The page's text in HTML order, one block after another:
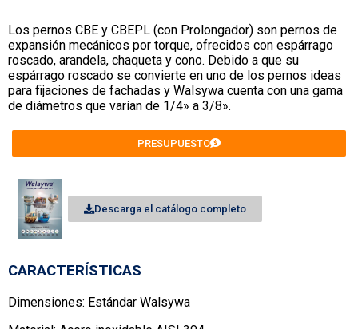
Los pernos CBE y CBEPL (con Prolongador) son pernos de
expansión mecánicos por torque, ofrecidos con espárrago
roscado, arandela, chaqueta y cono. Debido a que su
espárrago roscado se convierte en uno de los pernos ideas
para fijaciones de fachadas y Walsywa cuenta con una gama
de diámetros que varían de 1/4» a 3/8».
PRESUPUESTO
Descarga el catálogo completo
CARACTERÍSTICAS
Dimensiones: Estándar Walsywa